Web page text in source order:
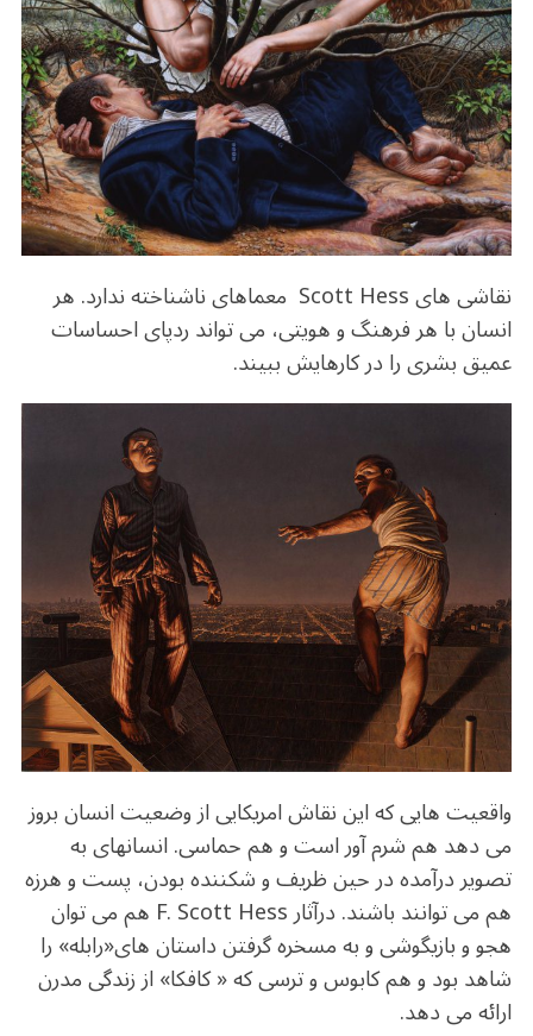
o
k p
نقاشی های Scott Hess معماهای ناشناخته ندارد. هر
انسان با هر فرهنگ و هویتی، می تواند ردپای احساسات
عمیق بشری را در کارهایش ببیند.
واقعیت هایی که این نقاش امریکایی از وضعیت انسان بروز
می دهد هم شرم آور است و هم حماسی. انسانهای به
تصویر درآمده در حین ظریف و شکننده بودن، پست و هرزه
هم می توانند باشند. درآثار F. Scott Hess هم می توان
هجو و بازیگوشی و به مسخره گرفتن داستان های«رابله» را
شاهد بود و هم کابوس و ترسی که « کافکا» از زندگی مدرن
ارائه می دهد.